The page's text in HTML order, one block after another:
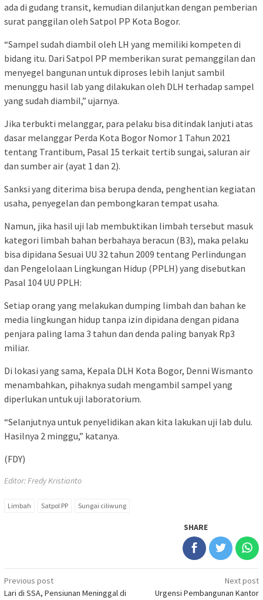
ada di gudang transit, kemudian dilanjutkan dengan pemberian
surat panggilan oleh Satpol PP Kota Bogor.
“Sampel sudah diambil oleh LH yang memiliki kompeten di
bidang itu. Dari Satpol PP memberikan surat pemanggilan dan
menyegel bangunan untuk diproses lebih lanjut sambil
menunggu hasil lab yang dilakukan oleh DLH terhadap sampel
yang sudah diambil,” ujarnya.
Jika terbukti melanggar, para pelaku bisa ditindak lanjuti atas
dasar melanggar Perda Kota Bogor Nomor 1 Tahun 2021
tentang Trantibum, Pasal 15 terkait tertib sungai, saluran air
dan sumber air (ayat 1 dan 2).
Sanksi yang diterima bisa berupa denda, penghentian kegiatan
usaha, penyegelan dan pembongkaran tempat usaha.
Namun, jika hasil uji lab membuktikan limbah tersebut masuk
kategori limbah bahan berbahaya beracun (B3), maka pelaku
bisa dipidana Sesuai UU 32 tahun 2009 tentang Perlindungan
dan Pengelolaan Lingkungan Hidup (PPLH) yang disebutkan
Pasal 104 UU PPLH:
Setiap orang yang melakukan dumping limbah dan bahan ke
media lingkungan hidup tanpa izin dipidana dengan pidana
penjara paling lama 3 tahun dan denda paling banyak Rp3
miliar.
Di lokasi yang sama, Kepala DLH Kota Bogor, Denni Wismanto
menambahkan, pihaknya sudah mengambil sampel yang
diperlukan untuk uji laboratorium.
“Selanjutnya untuk penyelidikan akan kita lakukan uji lab dulu.
Hasilnya 2 minggu,” katanya.
(FDY)
Editor: Fredy Kristianto
Limbah Satpol PP Sungai ciliwung
SHARE
Post
Previous post
Lari di SSA, Pensiunan Meninggal di
Next post
Urgensi Pembangunan Kantor